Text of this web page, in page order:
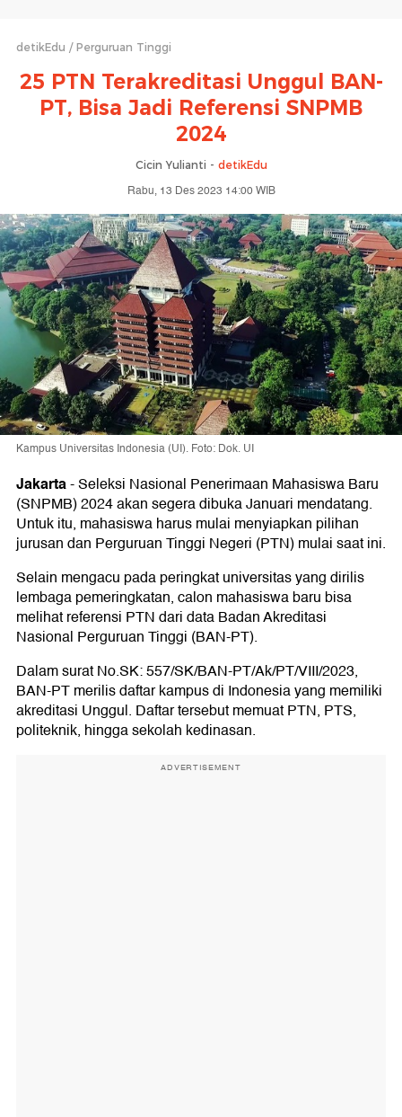
detikEdu Perguruan Tinggi
25 PTN Terakreditasi Unggul BAN-
PT, Bisa Jadi Referensi SNPMB
2024
Cicin Yulianti - detikEdu
Rabu, 13 Des 2023 14:00 WIB
Kampus Universitas Indonesia (UI). Foto: Dok. UI
Jakarta-Seleksi Nasional Penerimaan Mahasiswa Baru
(SNPMB) 2024 akan segera dibuka Januari mendatang.
Untuk itu, mahasiswa harus mulai menyiapkan pilihan
jurusan dan Perguruan Tinggi Negeri (PTN) mulai saat ini.
Selain mengacu pada peringkat universitas yang dirilis
lembaga pemeringkatan, calon mahasiswa baru bisa
melihat referensi PTN dari data Badan Akreditasi
Nasional Perguruan Tinggi (BAN-PT).
Dalam surat No.SK: 557/SK/BAN-PT/Ak/PT/VIII/2023,
BAN-PT merilis daftar kampus di Indonesia yang memiliki
akreditasi Unggul. Daftar tersebut memuat PTN, PTS,
politeknik, hingga sekolah kedinasan.
ADVERTISEMENT